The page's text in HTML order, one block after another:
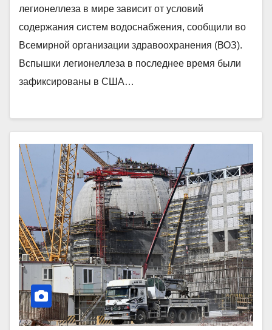
легионеллеза в мире зависит от условий
содержания систем водоснабжения, сообщили во
Всемирной организации здравоохранения (ВОЗ).
Вспышки легионеллеза в последнее время были
зафиксированы в США…